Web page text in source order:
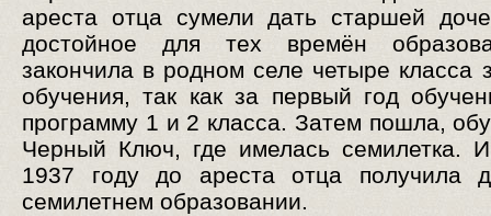
ареста отца сумели дать старшей
достойное для тех времён
закончила в родном селе четыре класса
обучения, так как за первый год
программу 1 и 2 класса. Затем пошла,
Черный Ключ, где имелась семилетка.
1937 году до ареста отца получила
семилетнем образовании.